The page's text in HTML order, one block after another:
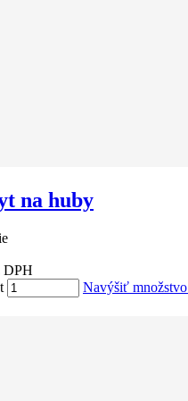
na huby
DPH
Navýšiť množstvo